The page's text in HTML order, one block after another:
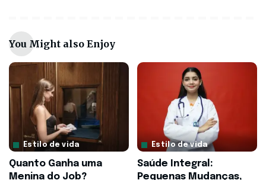
You Might also Enjoy
Estilo de vida
Quanto Ganha uma
Menina do Job?
Estilo de vida
Saúde Integral:
Pequenas Mudanças,